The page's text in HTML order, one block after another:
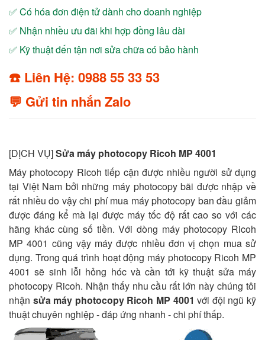
✅ Có hóa đơn điện tử dành cho doanh nghiệp
✅ Nhận nhiều ưu đãi khi hợp đồng lâu dài
✅ Kỹ thuật đến tận nơi sửa chữa có bảo hành
☎️ Liên Hệ: 0988 55 33 53
💬 Gửi tin nhắn Zalo
[DỊCH VỤ]Sửa máy photocopy Ricoh MP 4001
Máy photocopy Ricoh tiếp cận được nhiều người sử dụng
tại Việt Nam bởi những máy photocopy bãi được nhập về
rất nhiều do vậy chi phí mua máy photocopy ban đầu giảm
được đáng kể mà lại được máy tốc độ rất cao so với các
hãng khác cùng số tiền. Với dòng máy photocopy Ricoh
MP 4001 cũng vậy máy được nhiều đơn vị chọn mua sử
dụng. Trong quá trình hoạt động máy photocopy Ricoh MP
4001 sẽ sinh lỗi hỏng hóc và cần tới kỹ thuật sửa máy
photocopy Ricoh. Nhận thấy nhu cầu rất lớn này chúng tôi
nhận sửa máy photocopy Ricoh MP 4001 với đội ngũ kỹ
thuật chuyên nghiệp - đáp ứng nhanh - chi phí thấp.